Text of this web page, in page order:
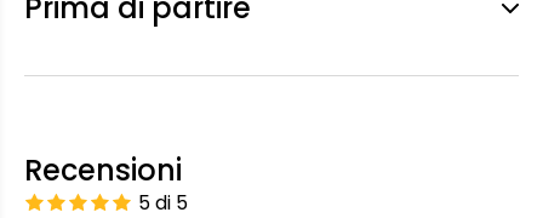
Recensioni
5 di 5